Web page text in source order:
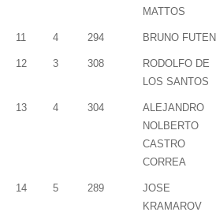
MATTOS
11 4 294 BRUNO FUTEN
12 3 308
RODOLFO DE
LOS SANTOS
13 4 304
ALEJANDRO
NOLBERTO
CASTRO
CORREA
14 5 289
JOSE
KRAMAROV